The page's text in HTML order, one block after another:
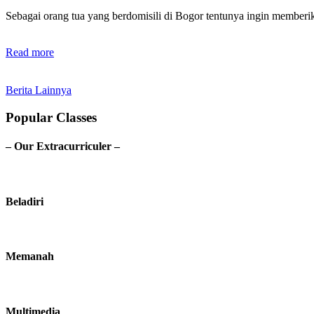
Sebagai orang tua yang berdomisili di Bogor tentunya ingin
Read more
Berita Lainnya
Popular Classes
– Our Extracurriculer –
Beladiri
Memanah
Multimedia